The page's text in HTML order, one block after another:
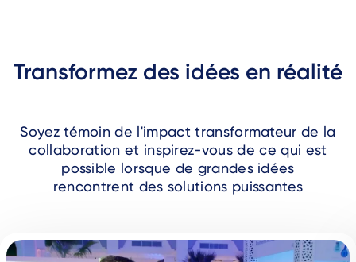
Transformez des idées en réalité
Soyez témoin de l'impact transformateur de la
collaboration et inspirez-vous de ce qui est
possible lorsque de grandes idées
rencontrent des solutions puissantes